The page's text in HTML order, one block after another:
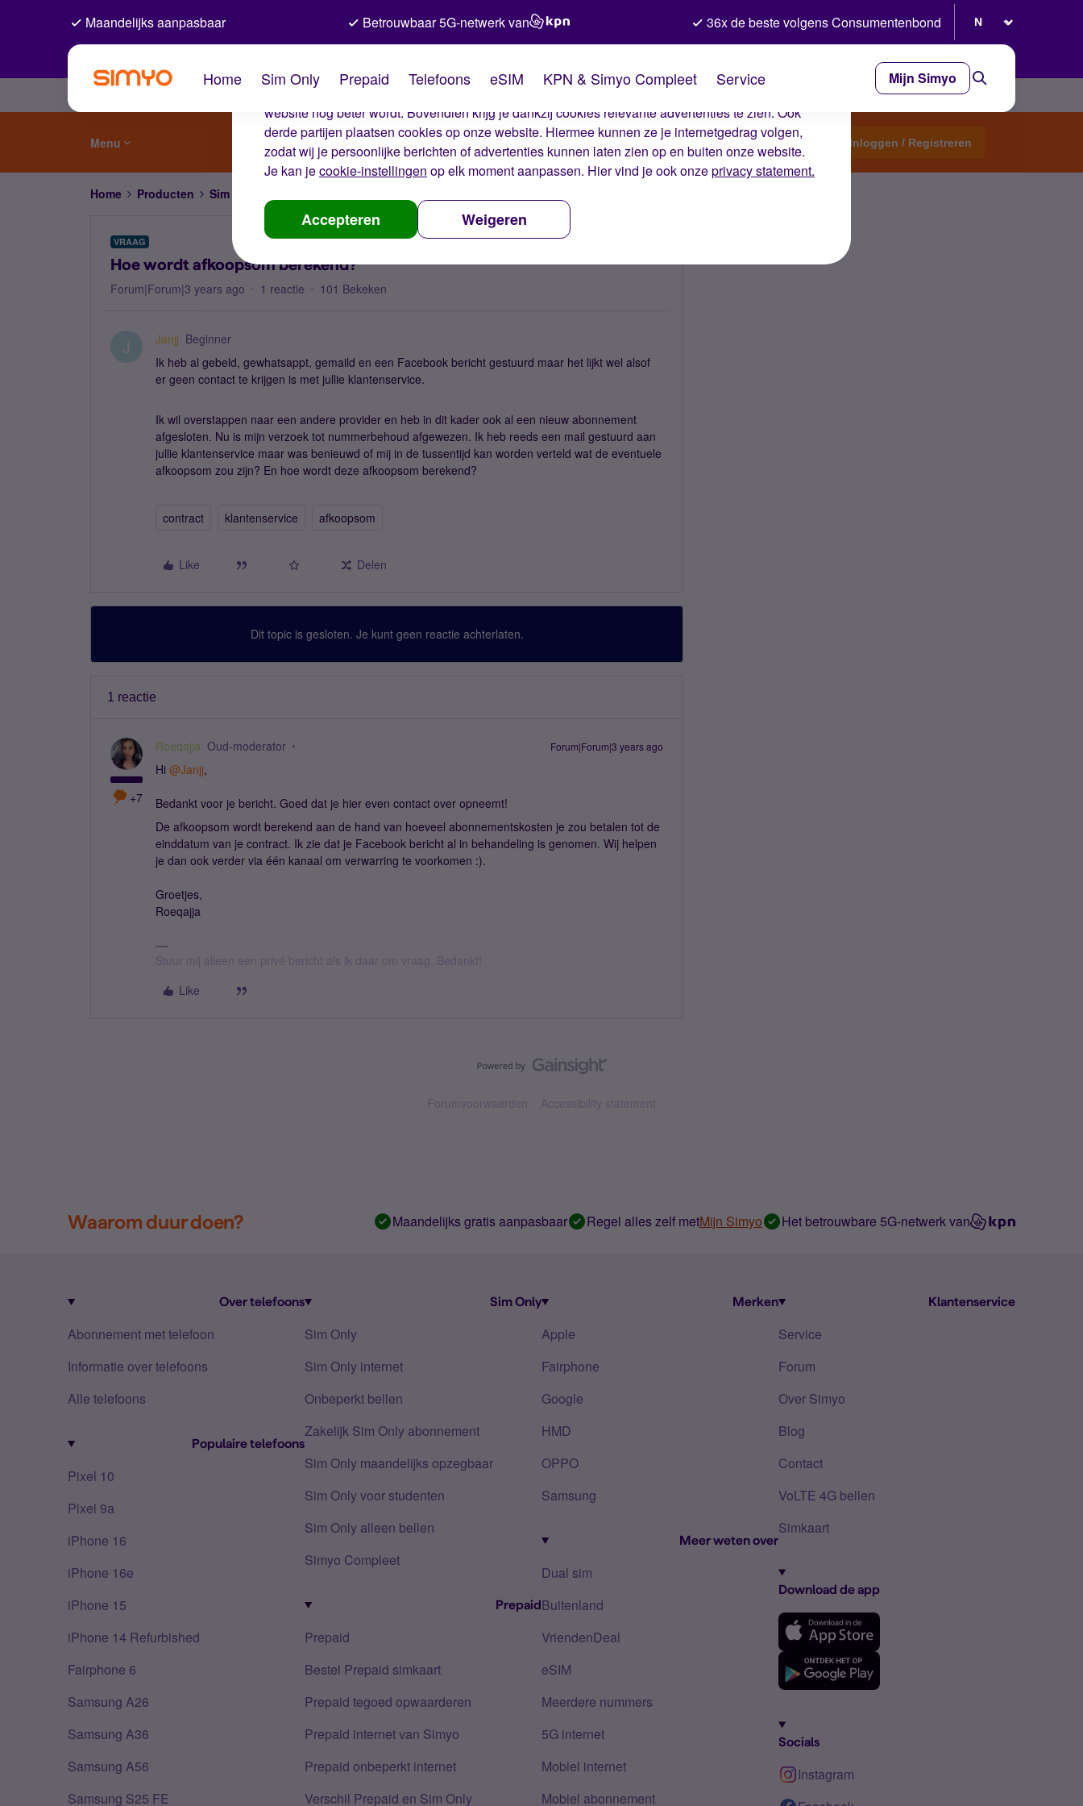
De cookies van Simyo
Wij gebruiken cookies op onze website. Met deze cookies zorgen wij ervoor dat je ervaring op de
website nog beter wordt. Bovendien krijg je dankzij cookies relevante advertenties te zien. Ook
derde partijen plaatsen cookies op onze website. Hiermee kunnen ze je internetgedrag volgen,
zodat wij je persoonlijke berichten of advertenties kunnen laten zien op en buiten onze website.
Je kan jecookie-instellingen op elk moment aanpassen. Hier vind je ook onzeprivacy statement.
Accepteren Weigeren
Maandelijks aanpasbaar Betrouwbaar 5G-netwerk van 36x de beste volgens Consumentenbond
Home Sim Only Prepaid Telefoons eSIM KPN & Simyo Compleet Service Mijn Simyo
Menu Start een topic Inloggen / Registreren
Home Producten Sim Only
VRAAG
Hoe wordt afkoopsom berekend?
Forum|Forum|3 years ago 1 reactie 101 Bekeken
J Janjj Beginner
Ik heb al gebeld, gewhatsappt, gemaild en een Facebook bericht gestuurd maar het lijkt wel alsof
er geen contact te krijgen is met jullie klantenservice.
Ik wil overstappen naar een andere provider en heb in dit kader ook al een nieuw abonnement
afgesloten. Nu is mijn verzoek tot nummerbehoud afgewezen. Ik heb reeds een mail gestuurd aan
jullie klantenservice maar was benieuwd of mij in de tussentijd kan worden verteld wat de eventuele
afkoopsom zou zijn? En hoe wordt deze afkoopsom berekend?
contract klantenservice afkoopsom
Like Delen
Dit topic is gesloten. Je kunt geen reactie achterlaten.
1 reactie
+7
Roeqajja Oud-moderator Forum|Forum|3 years ago
Hi @Janjj,
Bedankt voor je bericht. Goed dat je hier even contact over opneemt!
De afkoopsom wordt berekend aan de hand van hoeveel abonnementskosten je zou betalen tot de
einddatum van je contract. Ik zie dat je Facebook bericht al in behandeling is genomen. Wij helpen
je dan ook verder via één kanaal om verwarring te voorkomen :).
Groetjes,
Roeqajja
Stuur mij alleen een privé bericht als ik daar om vraag. Bedankt!
Like
Forumvoorwaarden Accessibility statement
Waarom duur doen? Maandelijks gratis aanpasbaar Regel alles zelf metMijn Simyo Het betrouwbare 5G-netwerk van
Over telefoons
Abonnement met telefoon
Informatie over telefoons
Alle telefoons
Populaire telefoons
Pixel 10
Pixel 9a
iPhone 16
iPhone 16e
iPhone 15
iPhone 14 Refurbished
Fairphone 6
Samsung A26
Samsung A36
Samsung A56
Samsung S25 FE
Sim Only
Sim Only
Sim Only internet
Onbeperkt bellen
Zakelijk Sim Only abonnement
Sim Only maandelijks opzegbaar
Sim Only voor studenten
Sim Only alleen bellen
Simyo Compleet
Prepaid
Prepaid
Bestel Prepaid simkaart
Prepaid tegoed opwaarderen
Prepaid internet van Simyo
Prepaid onbeperkt internet
Verschil Prepaid en Sim Only
Merken
Apple
Fairphone
Google
HMD
OPPO
Samsung
Meer weten over
Dual sim
Buitenland
VriendenDeal
eSIM
Meerdere nummers
5G internet
Mobiel internet
Mobiel abonnement
Klantenservice
Service
Forum
Over Simyo
Blog
Contact
VoLTE 4G bellen
Simkaart
Download de app
Socials
Instagram